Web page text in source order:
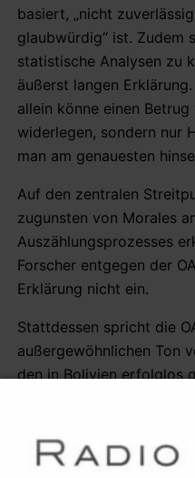
basiert, „nicht
glaubwürdig“ ist. Zudem
statistische Analysen zu
äußerst langen
allein könne einen
widerlegen, sondern nur
man am genauesten
Auf den zentralen
zugunsten von Morales
Auszählungsprozesses
Forscher entgegen der
Erklärung nicht ein.
Stattdessen spricht die
außergewöhnlichen Ton
den in Bolivien erfolglos
reinzuwaschen'“. Das
„selbsternannte
nichts anderes als eine